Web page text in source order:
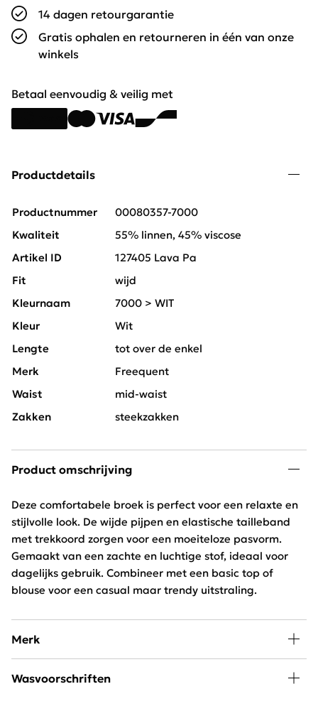
14 dagen retourgarantie
Gratis ophalen en retourneren in één van onze
winkels
Betaal eenvoudig & veilig met
Productdetails
Productnummer
00080357-7000
Kwaliteit
55% linnen, 45% viscose
Artikel ID
127405 Lava Pa
Fit
wijd
Kleurnaam
7000 > WIT
Kleur
Wit
Lengte
tot over de enkel
Merk
Freequent
Waist
mid-waist
Zakken
steekzakken
Product omschrijving
Deze comfortabele broek is perfect voor een relaxte en
stijlvolle look. De wijde pijpen en elastische tailleband
met trekkoord zorgen voor een moeiteloze pasvorm.
Gemaakt van een zachte en luchtige stof, ideaal voor
dagelijks gebruik. Combineer met een basic top of
blouse voor een casual maar trendy uitstraling.
Merk
Mode, passie en creativiteit staan centraal bij
Wasvoorschriften